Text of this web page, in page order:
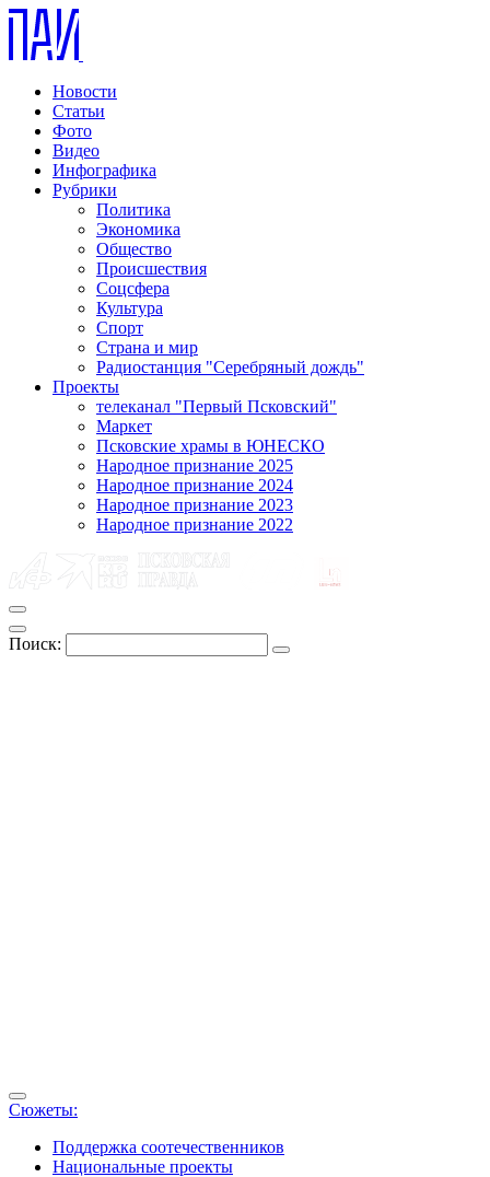
Новости
Статьи
Фото
Видео
Инфографика
Рубрики
Политика
Экономика
Общество
Происшествия
Соцсфера
Культура
Спорт
Страна и мир
Радиостанция "Серебряный дождь"
Проекты
телеканал "Первый Псковский"
Маркет
Псковские храмы в ЮНЕСКО
Народное признание 2025
Народное признание 2024
Народное признание 2023
Народное признание 2022
Поиск:
Сюжеты:
Поддержка соотечественников
Национальные проекты